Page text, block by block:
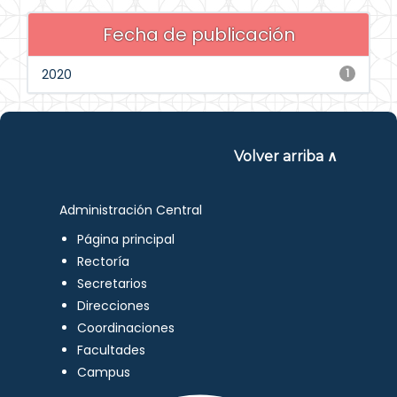
Fecha de publicación
1
2020
Volver arriba ∧
Administración Central
Página principal
Rectoría
Secretarios
Direcciones
Coordinaciones
Facultades
Campus